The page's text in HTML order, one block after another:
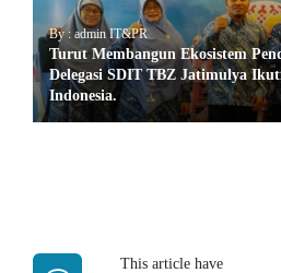
By : admin IT&PR
Turut Membangun Ekosistem
Delegasi SDIT TBZ Jatimulya
Indonesia.
This article have